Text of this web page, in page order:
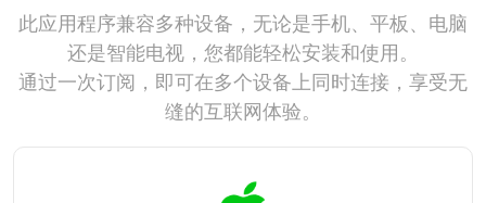
此应用程序兼容多种设备，无论是手机、平板、电脑
还是智能电视，您都能轻松安装和使用。
通过一次订阅，即可在多个设备上同时连接，享受无
缝的互联网体验。